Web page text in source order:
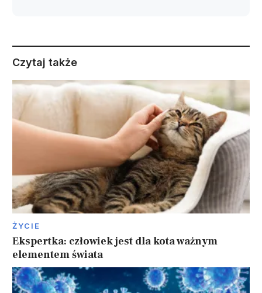
Czytaj także
ŻYCIE
Ekspertka: człowiek jest dla kota ważnym
elementem świata